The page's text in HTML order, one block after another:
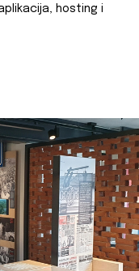
hosting i